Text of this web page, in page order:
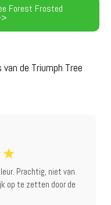
Forest Frosted
de Triumph Tree
☆
Prachtig, niet van
op te zetten door de